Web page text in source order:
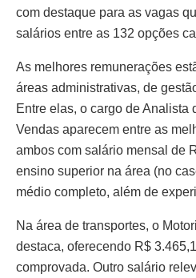
com destaque para as vagas
salários entre as 132 opções
As melhores remunerações
áreas administrativas, de
Entre elas, o cargo de Analista
Vendas aparecem entre as
ambos com salário mensal de
ensino superior na área (no
médio completo, além de
Na área de transportes, o
destaca, oferecendo R$
comprovada. Outro salário